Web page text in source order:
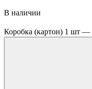
В наличии
Коробка (картон) 1 шт —